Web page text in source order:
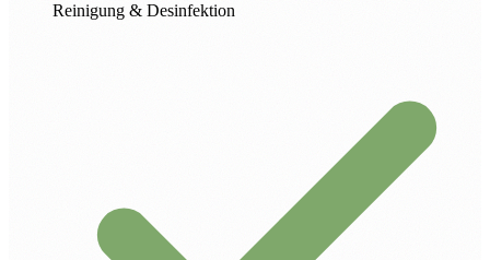
Reinigung & Desinfektion